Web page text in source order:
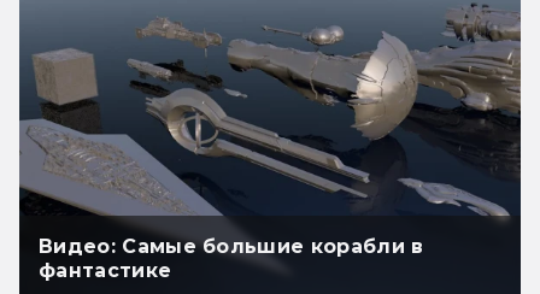
Видео: Самые большие корабли в
фантастике